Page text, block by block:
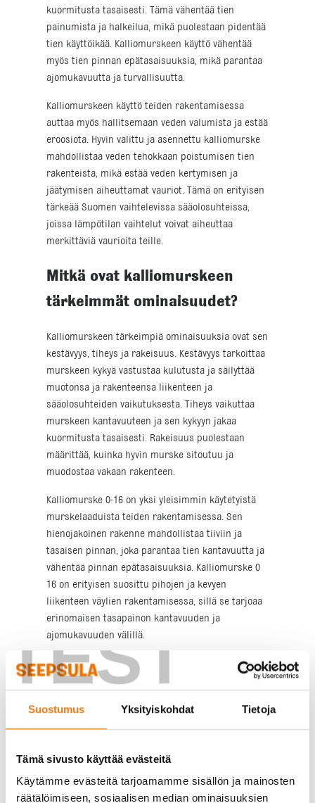
TEST
Suostumus Yksityiskohdat Tietoja
Tämä sivusto käyttää evästeitä
Käytämme evästeitä tarjoamamme sisällön ja mainosten
räätälöimiseen, sosiaalisen median ominaisuuksien
kuormitusta tasaisesti. Tämä vähentää tien
painumista ja halkeilua, mikä puolestaan pidentää
tien käyttöikää. Kalliomurskeen käyttö vähentää
myös tien pinnan epätasaisuuksia, mikä parantaa
ajomukavuutta ja turvallisuutta.
Kalliomurskeen käyttö teiden rakentamisessa
auttaa myös hallitsemaan veden valumista ja estää
eroosiota. Hyvin valittu ja asennettu kalliomurske
mahdollistaa veden tehokkaan poistumisen tien
rakenteista, mikä estää veden kertymisen ja
jäätymisen aiheuttamat vauriot. Tämä on erityisen
tärkeää Suomen vaihtelevissa sääolosuhteissa,
joissa lämpötilan vaihtelut voivat aiheuttaa
merkittäviä vaurioita teille.
Mitkä ovat kalliomurskeen
tärkeimmät ominaisuudet?
Kalliomurskeen tärkeimpiä ominaisuuksia ovat sen
kestävyys, tiheys ja rakeisuus. Kestävyys tarkoittaa
murskeen kykyä vastustaa kulutusta ja säilyttää
muotonsa ja rakenteensa liikenteen ja
sääolosuhteiden vaikutuksesta. Tiheys vaikuttaa
murskeen kantavuuteen ja sen kykyyn jakaa
kuormitusta tasaisesti. Rakeisuus puolestaan
määrittää, kuinka hyvin murske sitoutuu ja
muodostaa vakaan rakenteen.
Kalliomurske 0-16 on yksi yleisimmin käytetyistä
murskelaaduista teiden rakentamisessa. Sen
hienojakoinen rakenne mahdollistaa tiiviin ja
tasaisen pinnan, joka parantaa tien kantavuutta ja
vähentää pinnan epätasaisuuksia. Kalliomurske 0
16 on erityisen suosittu pihojen ja kevyen
liikenteen väylien rakentamisessa, sillä se tarjoaa
erinomaisen tasapainon kantavuuden ja
ajomukavuuden välillä.
Kuinka kalliomurske valitaan
oikein?
Kalliomurskeen valinta riippuu useista tekijöistä,
ja paikallisista sääolosuhteista. On tärkeää valita
murske, joka vastaa tien rakenteellisia vaatimuksia
ja kestää odotetut kuormitukset. Esimerkiksi